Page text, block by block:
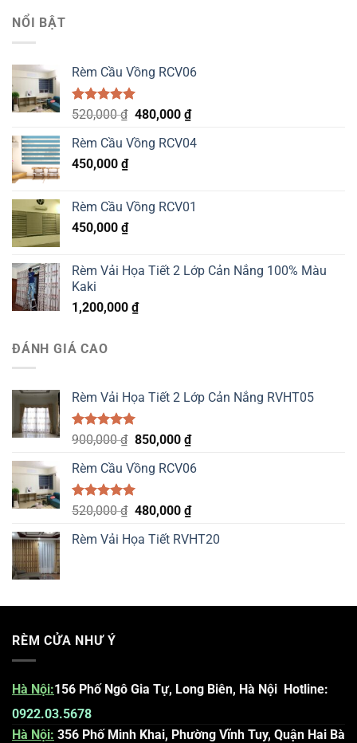
NỔI BẬT
Rèm Cầu Vồng RCV06
Được xếp
5.00
5 sao
520,000₫ Original
was:
480,000 ₫Current
is:
Rèm Cầu Vồng RCV04
450,000 ₫
Rèm Cầu Vồng RCV01
450,000 ₫
Rèm Vải Họa Tiết 2 Lớp Cản Nắng 100% Màu
Kaki
1,200,000 ₫
ĐÁNH GIÁ CAO
Rèm Vải Họa Tiết 2 Lớp Cản Nắng RVHT05
Được xếp
5.00
5 sao
900,000₫ Original
was:
900,000 ₫.
850,000 ₫Current
is:
Rèm Cầu Vồng RCV06
Được xếp
5.00
5 sao
520,000₫ Original
was:
480,000 ₫Current
is:
Rèm Vải Họa Tiết RVHT20
RÈM CỬA NHƯ Ý
Hà Nội:156 Phố Ngô Gia Tự, Long Biên, Hà Nội Hotline:
0922.03.5678
Hà Nội: 356 Phố Minh Khai, Phường Vĩnh Tuy, Quận Hai Bà